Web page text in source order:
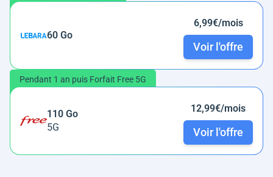
60 Go
6,99€/mois
Voir l'offre
Pendant 1 an puis Forfait Free 5G
110 Go
5G
12,99€/mois
Voir l'offre